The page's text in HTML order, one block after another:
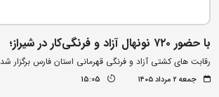
با حضور ۷۲۰ نونهال آزاد و فرنگی‌کار در شیراز؛
رقابت های کشتی آزاد و فرنگی قهرمانی استان فارس برگزار شد
جمعه ۲ مرداد ۱۴۰۵ 15:05